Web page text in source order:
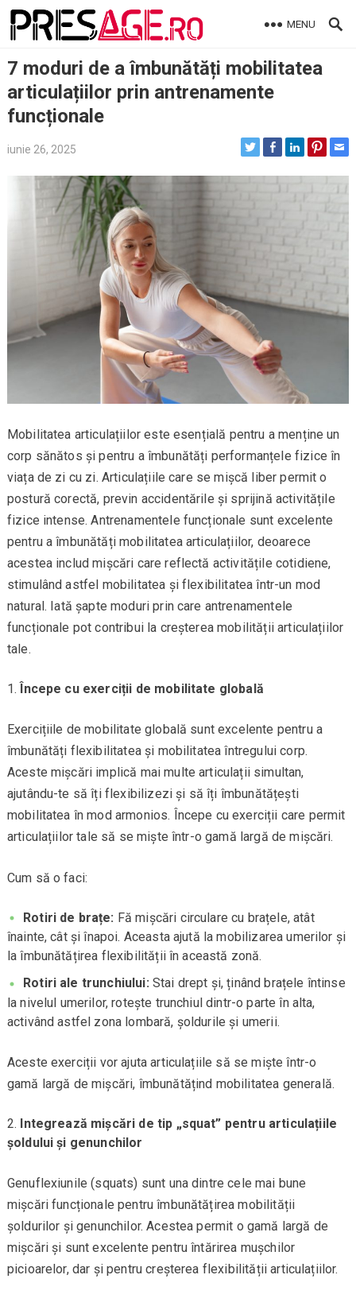
Skip
MENU
7 moduri de a îmbunătăți mobilitatea
articulațiilor prin antrenamente
funcționale
iunie 26, 2025
Mobilitatea articulațiilor este esențială pentru a menține un
corp sănătos și pentru a îmbunătăți performanțele fizice în
viața de zi cu zi. Articulațiile care se mișcă liber permit o
postură corectă, previn accidentările și sprijină activitățile
fizice intense. Antrenamentele funcționale sunt excelente
pentru a îmbunătăți mobilitatea articulațiilor, deoarece
acestea includ mișcări care reflectă activitățile cotidiene,
stimulând astfel mobilitatea și flexibilitatea într-un mod
natural. Iată șapte moduri prin care antrenamentele
funcționale pot contribui la creșterea mobilității articulațiilor
tale.
Începe cu exerciții de mobilitate globală
Exercițiile de mobilitate globală sunt excelente pentru a
îmbunătăți flexibilitatea și mobilitatea întregului corp.
Aceste mișcări implică mai multe articulații simultan,
ajutându-te să îți flexibilizezi și să îți îmbunătățești
mobilitatea în mod armonios. Începe cu exerciții care permit
articulațiilor tale să se miște într-o gamă largă de mișcări.
Cum să o faci:
Rotiri de brațe: Fă mișcări circulare cu brațele, atât
înainte, cât și înapoi. Aceasta ajută la mobilizarea umerilor și
la îmbunătățirea flexibilității în această zonă.
Rotiri ale trunchiului: Stai drept și, ținând brațele întinse
la nivelul umerilor, rotește trunchiul dintr-o parte în alta,
activând astfel zona lombară, șoldurile și umerii.
Aceste exerciții vor ajuta articulațiile să se miște într-o
gamă largă de mișcări, îmbunătățind mobilitatea generală.
Integrează mișcări de tip „squat” pentru articulațiile
șoldului și genunchilor
Genuflexiunile (squats) sunt una dintre cele mai bune
mișcări funcționale pentru îmbunătățirea mobilității
șoldurilor și genunchilor. Acestea permit o gamă largă de
mișcări și sunt excelente pentru întărirea mușchilor
picioarelor, dar și pentru creșterea flexibilității articulațiilor.